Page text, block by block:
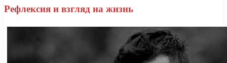
Рефлексия и взгляд на жизнь